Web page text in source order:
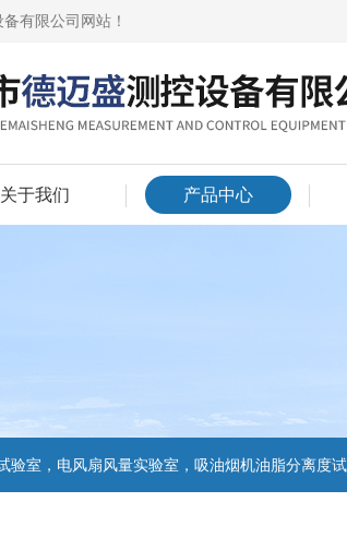
有限公司网站！
关于我们 产品中心
，吸油烟机油脂分离度试验装置，吸油烟机空气性能试验装置，吸油烟机气味降低度试验装置，电池挤压试验机